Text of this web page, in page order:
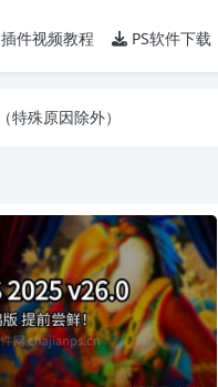
插件视频教程 PS软件下载
特殊原因除外）
殊原因除外）